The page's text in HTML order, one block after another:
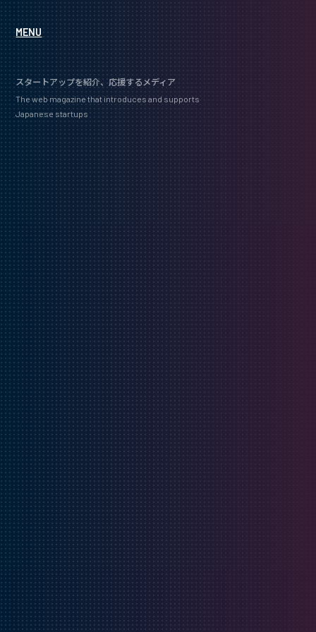
MENU
スタートアップを紹介、応援するメディア
The web magazine that introduces and supports
Japanese startups